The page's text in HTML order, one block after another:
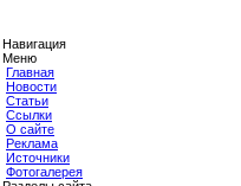
Навигация
Меню
Главная
Новости
Статьи
Ссылки
О сайте
Реклама
Источники
Фотогалерея